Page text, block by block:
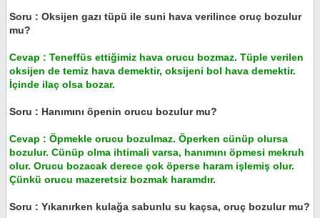
Soru : Oksijen gazı tüpü ile suni hava verilince oruç bozulur
mu?
Cevap : Teneffüs ettiğimiz hava orucu bozmaz. Tüple verilen
oksijen de temiz hava demektir, oksijeni bol hava demektir.
İçinde ilaç olsa bozar.
Soru : Hanımını öpenin orucu bozulur mu?
Cevap : Öpmekle orucu bozulmaz. Öperken cünüp olursa
bozulur. Cünüp olma ihtimali varsa, hanımını öpmesi mekruh
olur. Orucu bozacak derece çok öperse haram işlemiş olur.
Çünkü orucu mazeretsiz bozmak haramdır.
Soru : Yıkanırken kulağa sabunlu su kaçsa, oruç bozulur mu?